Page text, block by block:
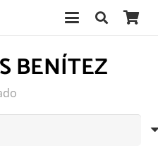
BENÍTEZ